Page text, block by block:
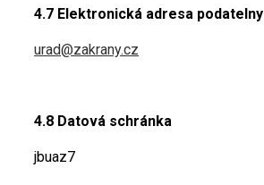
4.7 Elektronická adresa podatelny
urad@zakrany.cz
4.8 Datová schránka
jbuaz7